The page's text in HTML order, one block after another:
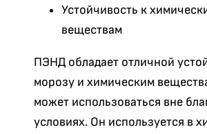
Устойчивость к
веществам
ПЭНД обладает отличной
морозу и химическим
может использоваться вне
условиях. Он используется в